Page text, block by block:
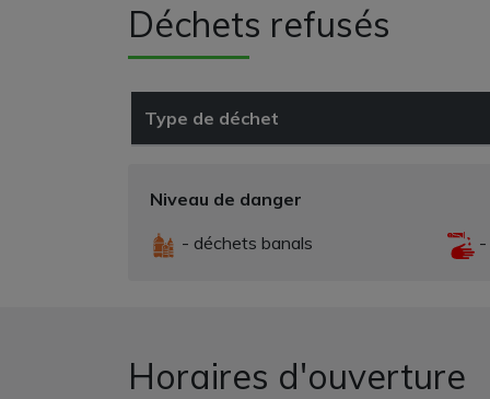
Déchets refusés
Type de déchet
Niveau de danger
- déchets banals
-
Horaires d'ouverture